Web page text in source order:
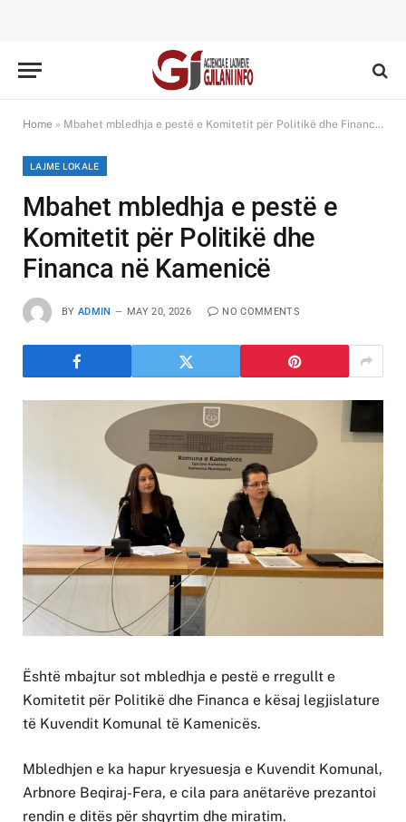
Home » Mbahet mbledhja e pestë e Komitetit për Politikë dhe Financa në Kamenicë
LAJME LOKALE
Mbahet mbledhja e pestë e
Komitetit për Politikë dhe
Financa në Kamenicë
BY ADMIN MAY 20, 2026 NO COMMENTS
Është mbajtur sot mbledhja e pestë e rregullt e
Komitetit për Politikë dhe Financa e kësaj legjislature
të Kuvendit Komunal të Kamenicës.
Mbledhjen e ka hapur kryesuesja e Kuvendit Komunal,
Arbnore Beqiraj-Fera, e cila para anëtarëve prezantoi
rendin e ditës për shqyrtim dhe miratim.